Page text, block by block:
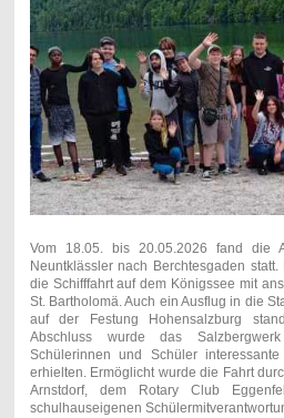
Vom 18.05. bis 20.05.2026 fand die
Neuntklässler nach Berchtesgaden
die Schifffahrt auf dem Königssee mit
St. Bartholomä. Auch ein Ausflug in die
auf der Festung Hohensalzburg
Abschluss wurde das
Schülerinnen und Schüler
erhielten. Ermöglicht wurde die Fahrt
Arnstdorf, dem Rotary Club
schulhauseigenen